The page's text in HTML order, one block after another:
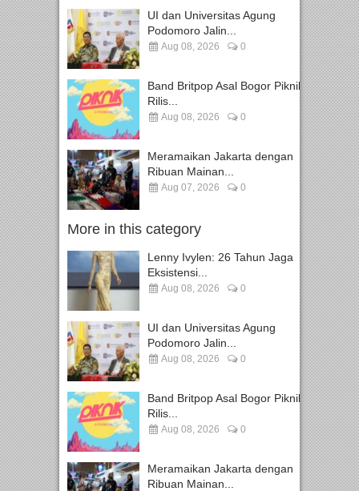
UI dan Universitas Agung
Podomoro Jalin...
Aug 08, 2026 0
Band Britpop Asal Bogor Piknik
Rilis...
Aug 08, 2026 0
Meramaikan Jakarta dengan
Ribuan Mainan...
Aug 07, 2026 0
More in this category
Lenny Ivylen: 26 Tahun Jaga
Eksistensi...
Aug 08, 2026 0
UI dan Universitas Agung
Podomoro Jalin...
Aug 08, 2026 0
Band Britpop Asal Bogor Piknik
Rilis...
Aug 08, 2026 0
Meramaikan Jakarta dengan
Ribuan Mainan...